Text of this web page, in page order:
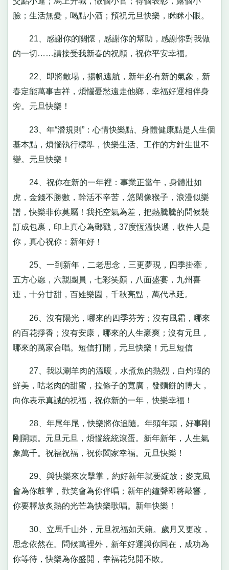
臉；生活無憂，喝點小酒；預祝元旦快樂，眯眯小眼。
21、感謝你的關懷，感謝你的幫助，感謝你對我做
的一切……請接受我新春的祝願，祝你平安幸福。
22、即將散場，揚帆遠航，新年必有新的氣象，新
春定能萬事吉祥，煩惱憂愁遠走他鄉，幸福好運相伴身
旁。元旦快樂！
23、年“潛規則”：心情快樂點、身體健康點是人生個
基本點，煩惱執行標準，快樂生活、工作的方針生世不
變。元旦快樂！
24、祝你在新的一年裡：事業正當午，身體壯如
虎，金錢不勝數，幹活不辛苦，悠閑像猴子，浪漫似樂
譜，快樂非你莫屬！我托空氣為差，把熱騰騰的問候裝
訂成包裹，印上真心為郵戳，37度恆溫快遞，收件人是
你，真心祝你：新年好！
25、一到新年，二老思念，三更夢現，四季掛牽，
五方心愿，六親團員，七彩笑顏，八面盛宴，九州喜
連，十分甘甜，百姓樂園，千秋亮點，萬代承延。
26、沒有陽光，哪來的四季芬芳；沒有風霜，哪來
的百花掙香；沒有安康，哪來的人生豪爽；沒有元旦，
哪來的萬家合唱。短信打開，元旦快樂！元旦短信
27、我以涮羊肉的溫暖，水煮魚的熱烈，白灼蝦的
鮮美，咕老肉的甜蜜，拉條子的寬廣，發麵餅的博大，
向你表示真誠的祝福，祝你新的一年，快樂幸福！
28、年尾年尾，快樂將你追隨。年頭年頭，好事剛
剛開頭。元旦元旦，煩惱統統滾蛋。新年新年，人生氣
象萬千。祝福祝福，祝你闔家幸福。元旦快樂！
29、與快樂來次擊掌，約好新年就要綻放；麥克風
會為你鼓掌，歡笑會為你伴唱；新年的鐘聲即將敲響，
你要釋放炙熱的光芒為快樂歌唱。新年快樂！
30、立馬千山外，元旦祝福如天籟。歲月又更改，
思念依然在。問候萬裡外，新年好運與你同在，成功為
你等待，快樂為你盛開，幸福花兒開不敗。